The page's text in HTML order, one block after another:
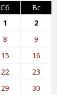
Сб
Вс
1
2
8
9
15
16
22
23
29
30